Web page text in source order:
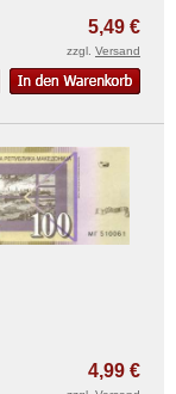
5,49 €
zzgl. Versand
4,99 €